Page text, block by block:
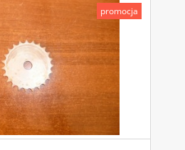
promocja